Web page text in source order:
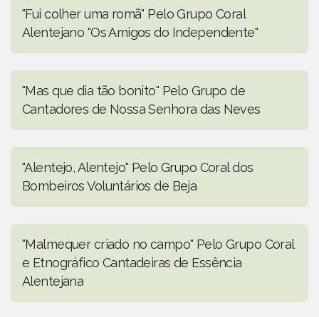
"Fui colher uma romã" Pelo Grupo Coral
Alentejano "Os Amigos do Independente"
"Mas que dia tão bonito" Pelo Grupo de
Cantadores de Nossa Senhora das Neves
"Alentejo, Alentejo" Pelo Grupo Coral dos
Bombeiros Voluntários de Beja
"Malmequer criado no campo" Pelo Grupo Coral
e Etnográfico Cantadeiras de Essência
Alentejana